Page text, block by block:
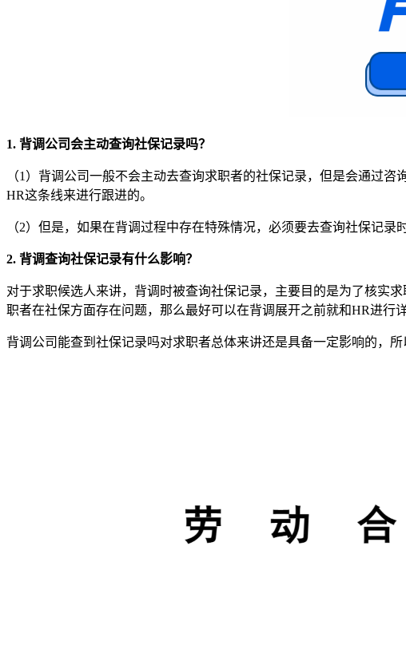
1. 背调公司会主动查询社保记录吗？
（1）背调公司一般不会主动去查询求职者的社保记录，但是会通过
HR这条线来进行跟进的。
（2）但是，如果在背调过程中存在特殊情况，必须要去查询社保记
2. 背调查询社保记录有什么影响？
对于求职候选人来讲，背调时被查询社保记录，主要目的是为了核实
职者在社保方面存在问题，那么最好可以在背调展开之前就和HR进行
背调公司能查到社保记录吗对求职者总体来讲还是具备一定影响的，